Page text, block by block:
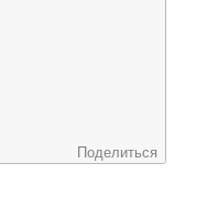
Поделиться